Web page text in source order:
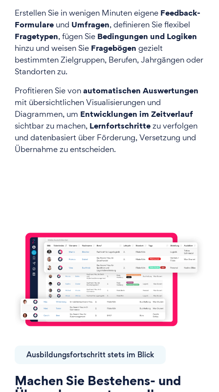
Erstellen Sie in wenigen Minuten eigene Feedback-
Formulare und Umfragen, definieren Sie flexibel
Fragetypen, fügen Sie Bedingungen und Logiken
hinzu und weisen Sie Fragebögen gezielt
bestimmten Zielgruppen, Berufen, Jahrgängen oder
Standorten zu.
Profitieren Sie vonautomatischen Auswertungen
mit übersichtlichen Visualisierungen und
Diagrammen, um Entwicklungen im Zeitverlauf
sichtbar zu machen, Lernfortschrittezu verfolgen
und datenbasiert über Förderung, Versetzung und
Übernahme zu entscheiden.
Ausbildungsfortschritt stets im Blick
Machen Sie Bestehens- und